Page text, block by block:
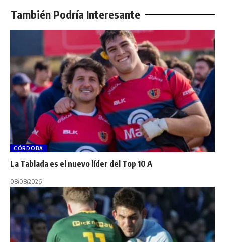
También Podría Interesante
CÓRDOBA
La Tablada es el nuevo líder del Top 10 A
08/08/2026